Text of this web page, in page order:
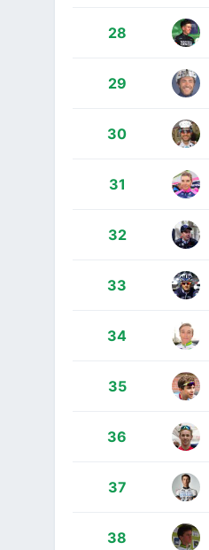
28
29
30
31
32
33
34
35
36
37
38